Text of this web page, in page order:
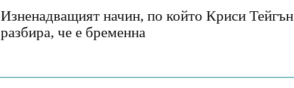
Изненадващият начин, по който Криси Тейгън
разбира, че е бременна